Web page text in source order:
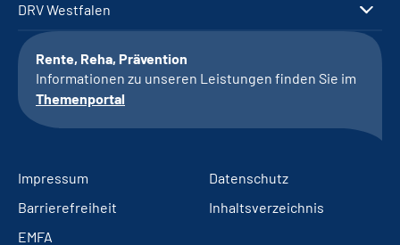
DRV Westfalen
Rente, Reha, Prävention
Informationen zu unseren Leistungen finden Sie im
Themenportal
Impressum
Datenschutz
Barrierefreiheit
Inhaltsverzeichnis
EMFA